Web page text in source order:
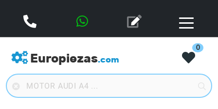
Europiezas.com
0